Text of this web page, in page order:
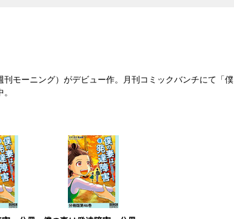
モーニング）がデビュー作。月刊コミックバンチにて「僕